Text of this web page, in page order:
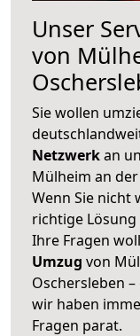
Unser
von
Sie wollen
Netzwerkan
Mülheim an
Wenn Sie nicht
richtige
Ihre Fragen
Umzug von
Oschersleben
wir haben
Fragen parat.